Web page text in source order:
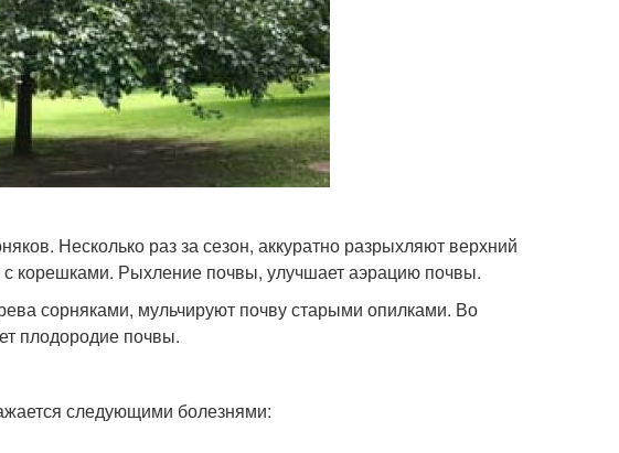
Несколько раз за сезон, аккуратно разрыхляют верхний
с корешками. Рыхление почвы, улучшает аэрацию почвы.
сорняками, мульчируют почву старыми опилками. Во
плодородие почвы.
следующими болезнями: